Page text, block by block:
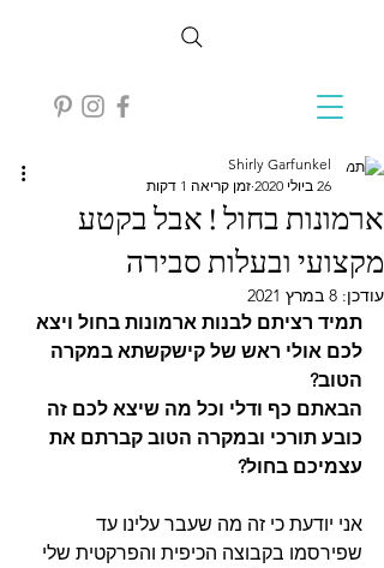
ארמונות בחול ! אבל בקטע
מקצועי ובעלות סבירה
Shirly Garfunkel
26 ביולי 2020
זמן קריאה 1 דקות
עודכן: 8 במרץ 2021
תמיד רציתם לבנות ארמונות בחול ויצא
לכם אולי ראש של קישקשתא במקרה
הטוב?
הבאתם כף ודלי וכל מה שיצא לכם זה
כובע תורכי ובמקרה הטוב קברתם את
עצמיכם בחול?
אני יודעת כי זה מה שעבר עלינו עד
שפירסמו בקבוצה הכיפית והפרקטית שלי